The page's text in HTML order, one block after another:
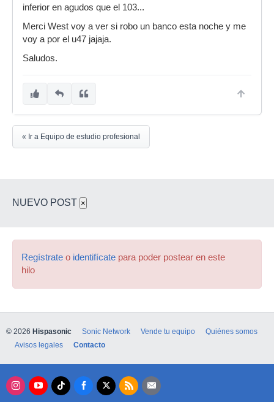
inferior en agudos que el 103...
Merci West voy a ver si robo un banco esta noche y me
voy a por el u47 jajaja.
Saludos.
« Ir a Equipo de estudio profesional
NUEVO POST ×
Regístrate o identifícate para poder postear en este
hilo
© 2026 Hispasonic Sonic Network Vende tu equipo
Quiénes somos
Avisos legales
Contacto